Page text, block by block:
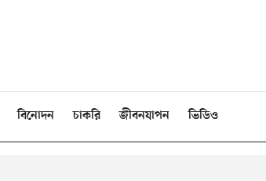
বিনোদন চাকরি জীবনযাপন ভিডিও